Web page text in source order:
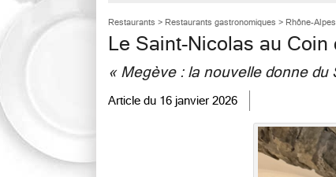
Restaurants > Restaurants gastronomiques > Rhône-Alpes
Le Saint-Nicolas au Coin
« Megève : la nouvelle donne du
Article du 16 janvier 2026